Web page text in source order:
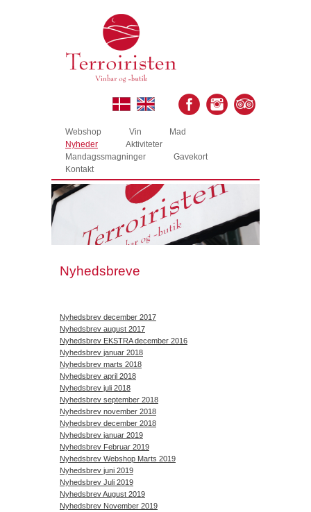
Webshop Vin
Mad
Nyheder
Aktiviteter
Mandagssmagninger
Gavekort
Kontakt
Nyhedsbreve
Nyhedsbrev december 2017
Nyhedsbrev august 2017
Nyhedsbrev EKSTRA december 2016
Nyhedsbrev januar 2018
Nyhedsbrev marts 2018
Nyhedsbrev april 2018
Nyhedsbrev juli 2018
Nyhedsbrev september 2018
Nyhedsbrev november 2018
Nyhedsbrev december 2018
Nyhedsbrev januar 2019
Nyhedsbrev Februar 2019
Nyhedsbrev Webshop Marts 2019
Nyhedsbrev juni 2019
Nyhedsbrev Juli 2019
Nyhedsbrev August 2019
Nyhedsbrev November 2019